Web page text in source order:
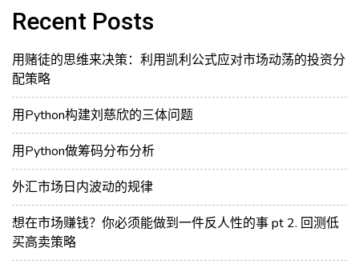
定
定
vs
次
投
入
金
Recent Posts
用赌徒的思维来决策：利用凯利公式应对市场动荡的投资分
配策略
用Python构建刘慈欣的三体问题
用Python做筹码分布分析
外汇市场日内波动的规律
想在市场赚钱？你必须能做到一件反人性的事 pt 2. 回测低
买高卖策略